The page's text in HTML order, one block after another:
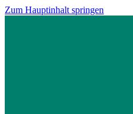
Zum Hauptinhalt springen